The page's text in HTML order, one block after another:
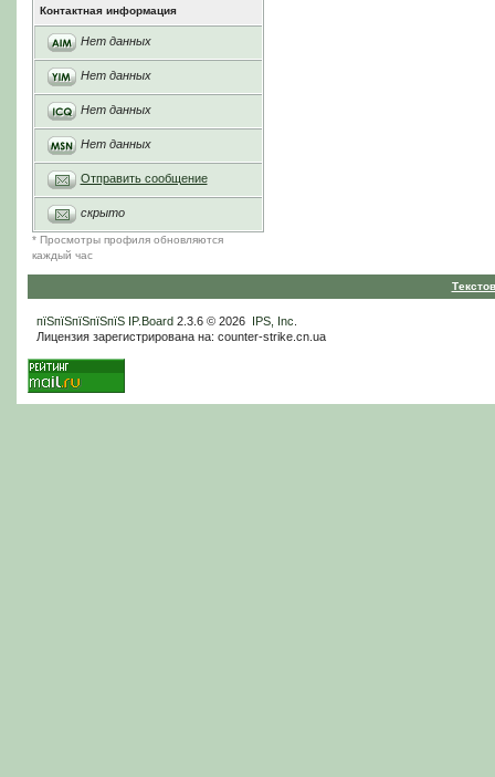
Контактная информация
Нет данных
Нет данных
Нет данных
Нет данных
Отправить сообщение
скрыто
* Просмотры профиля обновляются
каждый час
пїЅпїЅпїЅпїЅпїЅ IP.Board2.3.6 © 2026 IPS, Inc
Лицензия зарегистрирована на: counter-strike.cn.ua